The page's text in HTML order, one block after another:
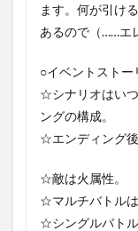
ます。何が引け
あるので（……エ
○イベントストー
☆シナリオはい
ングの構成。
☆エンディング後
☆敵は火属性。
☆マルチバトルは
☆シングルバトル